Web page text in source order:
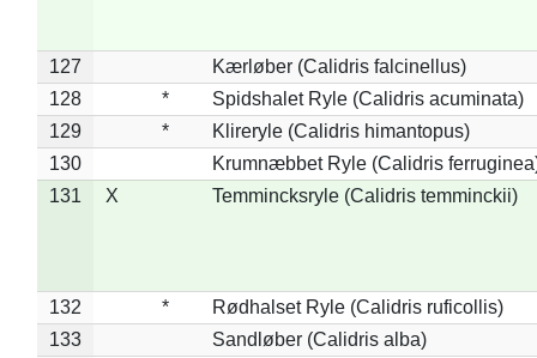
127
Kærløber (Calidris falcinellus)
128
*
Spidshalet Ryle (Calidris acuminata)
129
*
Klireryle (Calidris himantopus)
130
Krumnæbbet Ryle (Calidris
131
X Temmincksryle (Calidris temminckii)
132 *
Rødhalset Ryle (Calidris ruficollis)
133
Sandløber (Calidris alba)